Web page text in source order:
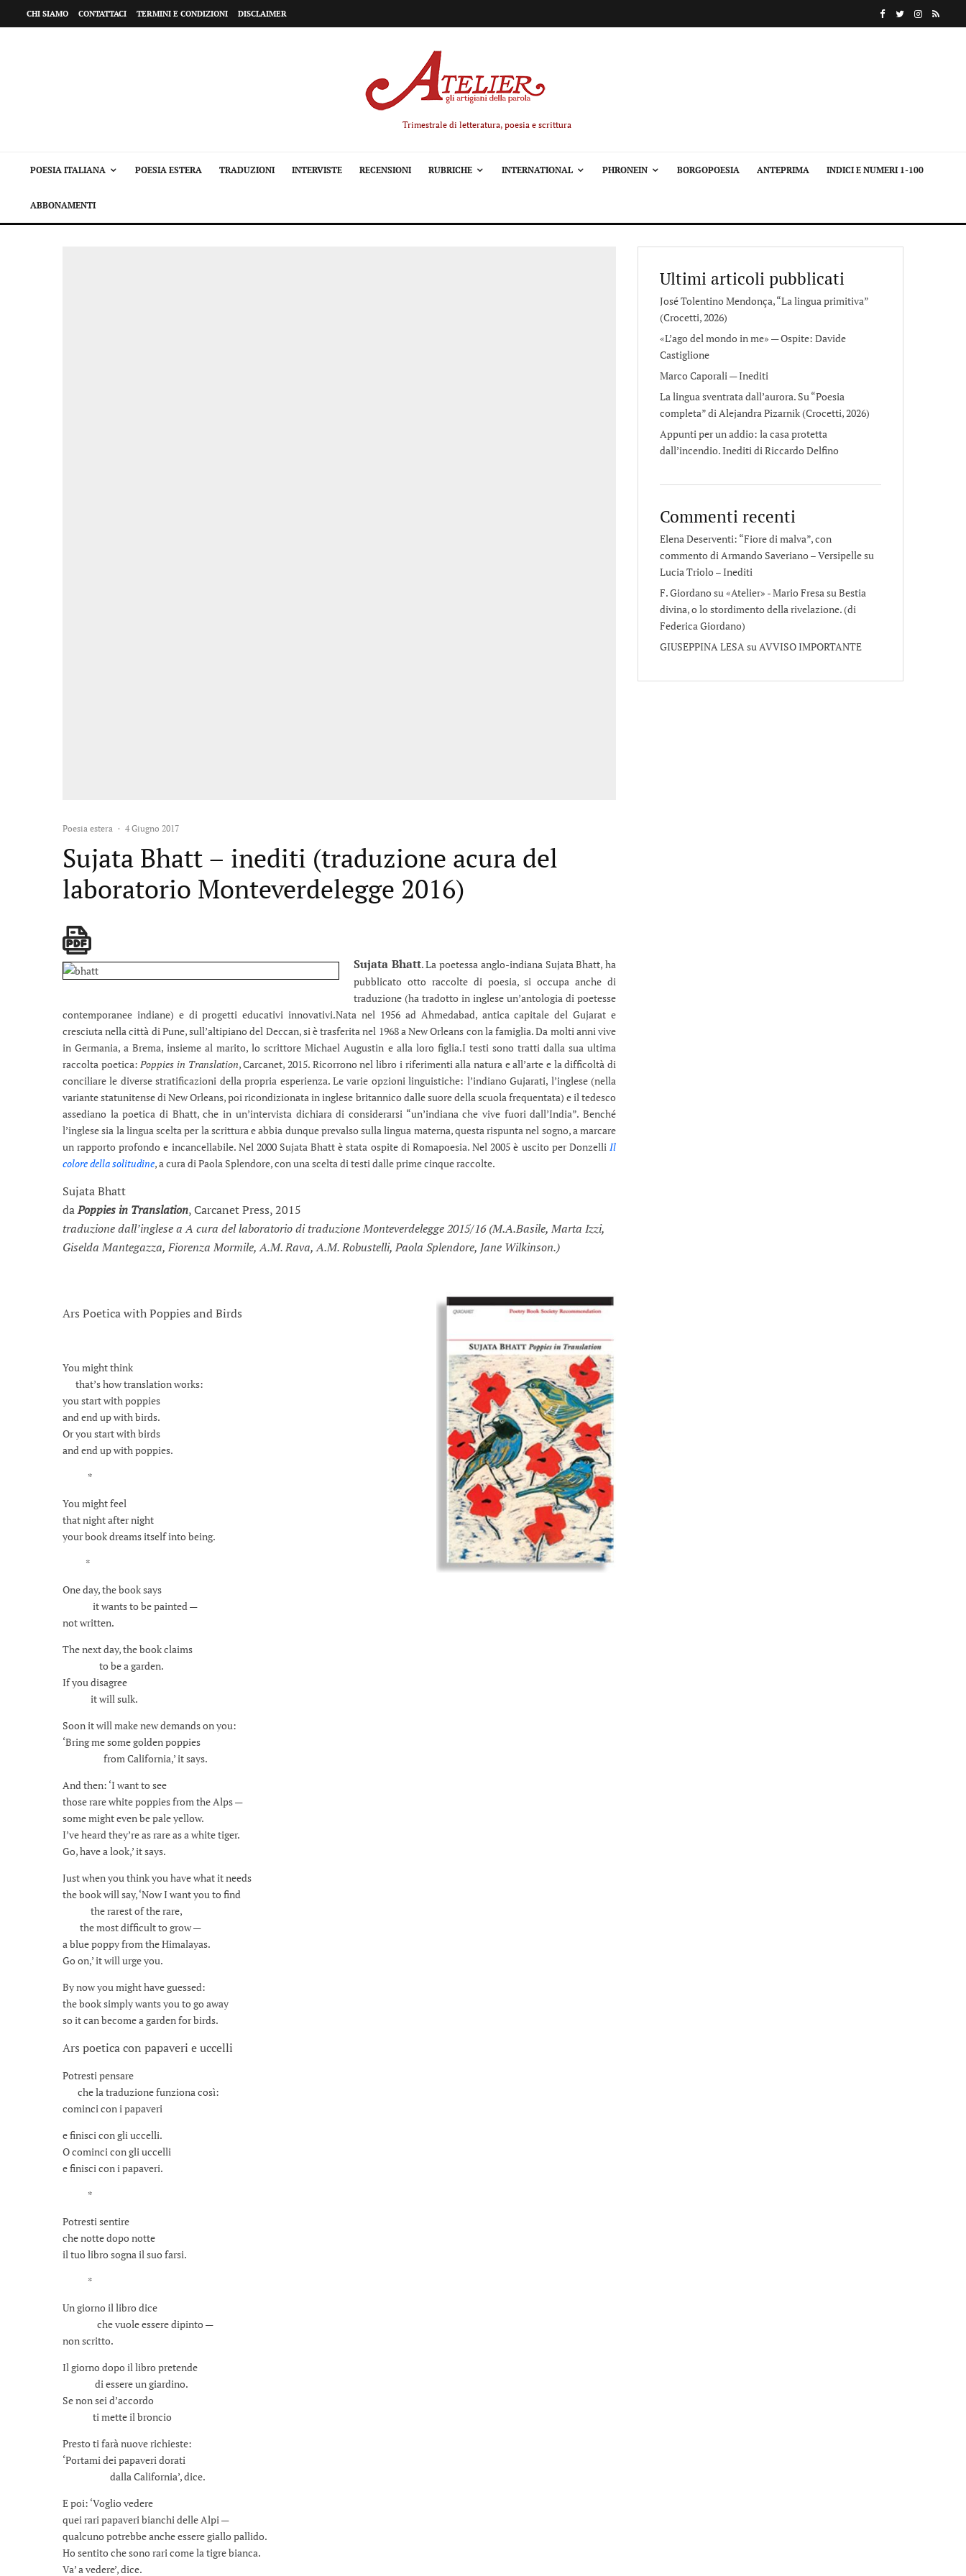
CHI SIAMO CONTATTACI TERMINI E CONDIZIONI DISCLAIMER
Trimestrale di letteratura, poesia e scrittura
POESIA ITALIANA POESIA ESTERA TRADUZIONI INTERVISTE RECENSIONI RUBRICHE INTERNATIONAL PHRONEIN BORGOPOESIA ANTEPRIMA INDICI E NUMERI 1-100
ABBONAMENTI
Poesia estera · 4 Giugno 2017
Sujata Bhatt – inediti (traduzione acura del
laboratorio Monteverdelegge 2016)
Sujata Bhatt. La poetessa anglo-indiana Sujata Bhatt, ha
pubblicato otto raccolte di poesia, si occupa anche di
traduzione (ha tradotto in inglese un’antologia di poetesse
contemporanee indiane) e di progetti educativi innovativi.Nata nel 1956 ad Ahmedabad, antica capitale del Gujarat e
cresciuta nella città di Pune, sull’altipiano del Deccan, si è trasferita nel 1968 a New Orleans con la famiglia. Da molti anni vive
in Germania, a Brema, insieme al marito, lo scrittore Michael Augustin e alla loro figlia.I testi sono tratti dalla sua ultima
raccolta poetica:Poppies in Translation, Carcanet, 2015. Ricorrono nel libro i riferimenti alla natura e all’arte e la difficoltà di
conciliare le diverse stratificazioni della propria esperienza. Le varie opzioni linguistiche: l’indiano Gujarati, l’inglese (nella
variante statunitense di New Orleans, poi ricondizionata in inglese britannico dalle suore della scuola frequentata) e il tedesco
assediano la poetica di Bhatt, che in un’intervista dichiara di considerarsi “un’indiana che vive fuori dall’India”. Benché
l’inglese sia la lingua scelta per la scrittura e abbia dunque prevalso sulla lingua materna, questa rispunta nel sogno, a marcare
un rapporto profondo e incancellabile. Nel 2000 Sujata Bhatt è stata ospite di Romapoesia. Nel 2005 è uscito per Donzelli Il
colore della solitudine, a cura di Paola Splendore, con una scelta di testi dalle prime cinque raccolte.
Sujata Bhatt
daPoppies in Translation, Carcanet Press, 2015
traduzione dall’inglese a A cura del laboratorio di traduzione Monteverdelegge 2015/16 (M.A.Basile, Marta Izzi,
Giselda Mantegazza, Fiorenza Mormile, A.M. Rava, A.M. Robustelli, Paola Splendore, Jane Wilkinson.)
Ars Poetica with Poppies and Birds
You might think
that’s how translation works:
you start with poppies
and end up with birds.
Or you start with birds
and end up with poppies.
*
You might feel
that night after night
your book dreams itself into being.
*
One day, the book says
it wants to be painted —
not written.
The next day, the book claims
to be a garden.
If you disagree
it will sulk.
Soon it will make new demands on you:
‘Bring me some golden poppies
from California,’ it says.
And then: ‘I want to see
those rare white poppies from the Alps —
some might even be pale yellow.
I’ve heard they’re as rare as a white tiger.
Go, have a look,’ it says.
Just when you think you have what it needs
the book will say, ‘Now I want you to find
the rarest of the rare,
the most difficult to grow —
a blue poppy from the Himalayas.
Go on,’ it will urge you.
By now you might have guessed:
the book simply wants you to go away
so it can become a garden for birds.
Ars poetica con papaveri e uccelli
Potresti pensare
che la traduzione funziona così:
cominci con i papaveri
e finisci con gli uccelli.
O cominci con gli uccelli
e finisci con i papaveri.
*
Potresti sentire
che notte dopo notte
il tuo libro sogna il suo farsi.
*
Un giorno il libro dice
che vuole essere dipinto —
non scritto.
Il giorno dopo il libro pretende
di essere un giardino.
Se non sei d’accordo
ti mette il broncio
Presto ti farà nuove richieste:
‘Portami dei papaveri dorati
dalla California’, dice.
E poi: ‘Voglio vedere
quei rari papaveri bianchi delle Alpi —
qualcuno potrebbe anche essere giallo pallido.
Ho sentito che sono rari come la tigre bianca.
Va’ a vedere’, dice.
Ultimi articoli pubblicati
José Tolentino Mendonça, “La lingua primitiva”
(Crocetti, 2026)
«L’ago del mondo in me» — Ospite: Davide
Castiglione
Marco Caporali — Inediti
La lingua sventrata dall’aurora. Su “Poesia
completa” di Alejandra Pizarnik (Crocetti, 2026)
Appunti per un addio: la casa protetta
dall’incendio. Inediti di Riccardo Delfino
Commenti recenti
Elena Deserventi: “Fiore di malva”, con
commento di Armando Saveriano – Versipellesu
Lucia Triolo – Inediti
F. Giordano su «Atelier» - Mario FresasuBestia
divina, o lo stordimento della rivelazione. (di
Federica Giordano)
GIUSEPPINA LESAsuAVVISO IMPORTANTE